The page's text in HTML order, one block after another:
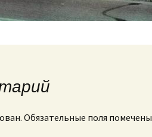
Обязательные поля помечены